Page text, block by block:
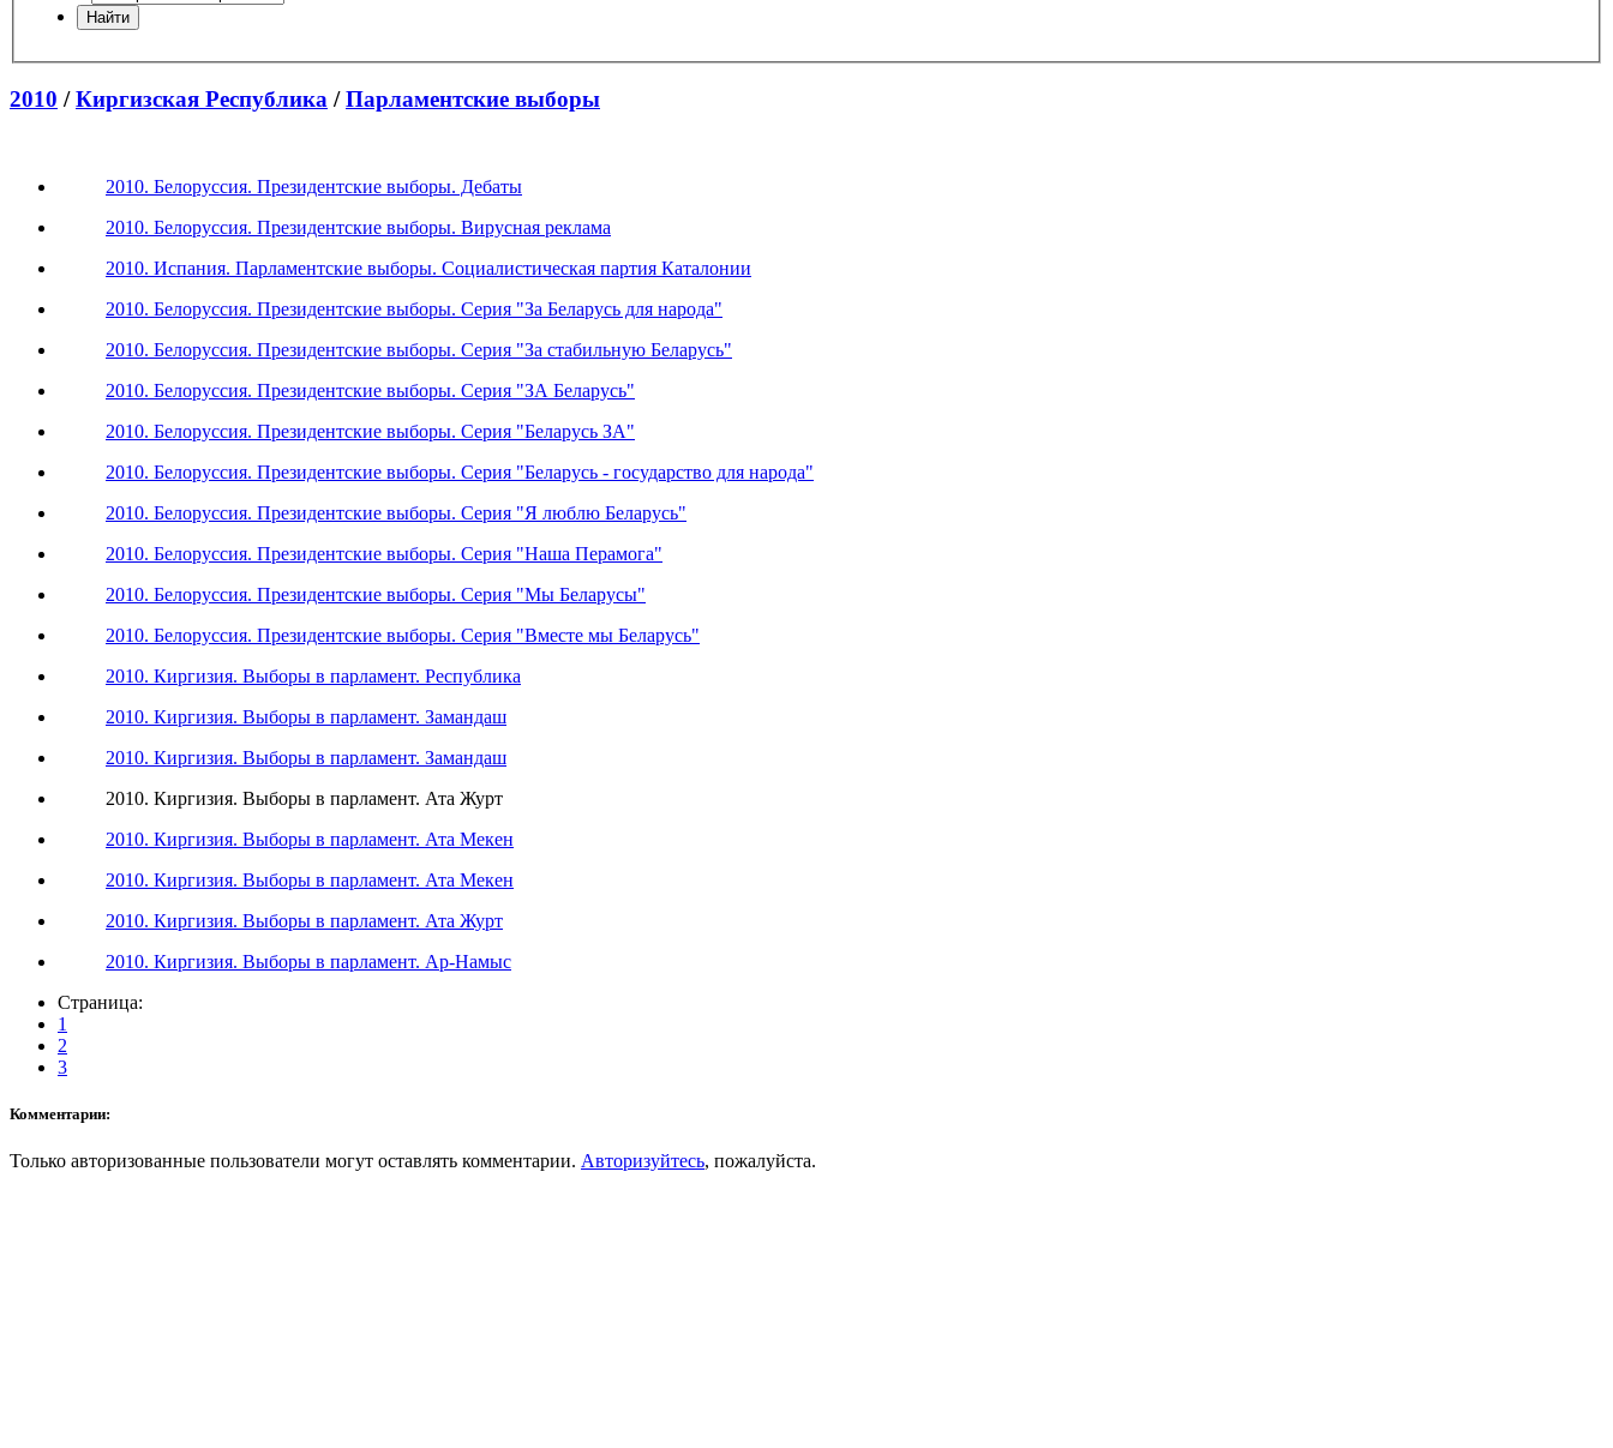
2010 /Киргизская Республика /Парламентские выборы
2010. Белоруссия. Президентские выборы. Дебаты
2010. Белоруссия. Президентские выборы. Вирусная реклама
2010. Испания. Парламентские выборы. Социалистическая партия Каталонии
2010. Белоруссия. Президентские выборы. Серия "За Беларусь для народа"
2010. Белоруссия. Президентские выборы. Серия "За стабильную Беларусь"
2010. Белоруссия. Президентские выборы. Серия "ЗА Беларусь"
2010. Белоруссия. Президентские выборы. Серия "Беларусь ЗА"
2010. Белоруссия. Президентские выборы. Серия "Беларусь - государство для народа"
2010. Белоруссия. Президентские выборы. Серия "Я люблю Беларусь"
2010. Белоруссия. Президентские выборы. Серия "Наша Перамога"
2010. Белоруссия. Президентские выборы. Серия "Мы Беларусы"
2010. Белоруссия. Президентские выборы. Серия "Вместе мы Беларусь"
2010. Киргизия. Выборы в парламент. Республика
2010. Киргизия. Выборы в парламент. Замандаш
2010. Киргизия. Выборы в парламент. Замандаш
2010. Киргизия. Выборы в парламент. Ата Журт
2010. Киргизия. Выборы в парламент. Ата Мекен
2010. Киргизия. Выборы в парламент. Ата Мекен
2010. Киргизия. Выборы в парламент. Ата Журт
2010. Киргизия. Выборы в парламент. Ар-Намыс
Страница:
1
2
3
Комментарии:
Только авторизованные пользователи могут оставлять комментарии. Авторизуйтесь, пожалуйста.